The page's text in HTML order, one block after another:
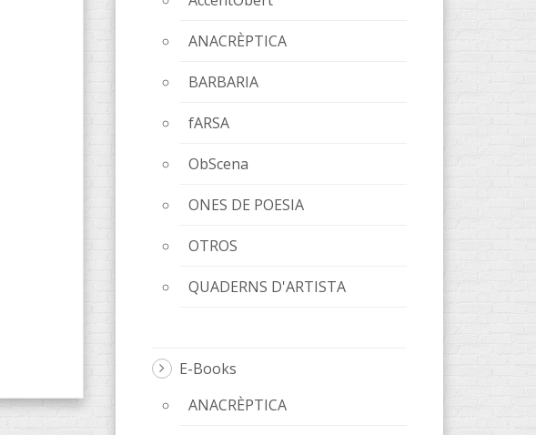
ANACRÈPTICA
BARBARIA
fARSA
ObScena
ONES DE POESIA
OTROS
QUADERNS D'ARTISTA
E-Books
ANACRÈPTICA